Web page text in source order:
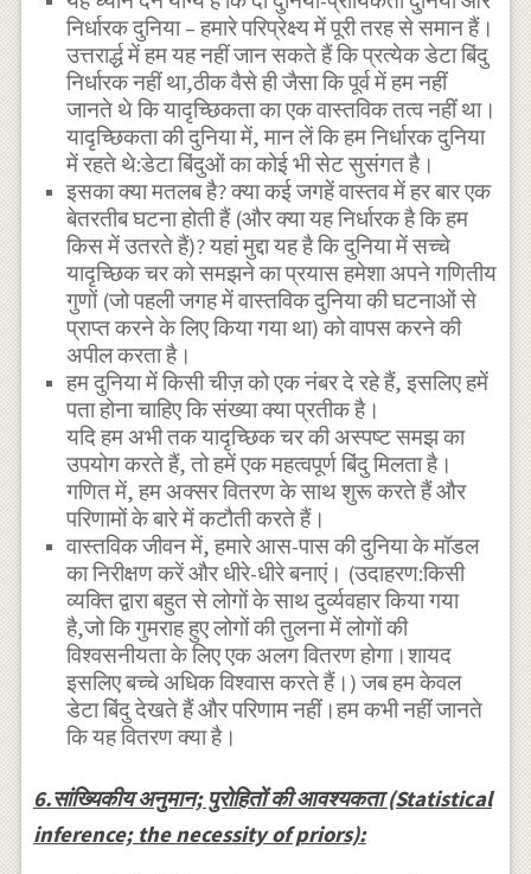
निर्धारक दुनिया – हमारे परिप्रेक्ष्य में पूरी तरह से समान हैं।
उत्तरार्द्ध में हम यह नहीं जान सकते हैं कि प्रत्येक डेटा बिंदु
निर्धारक नहीं था,ठीक वैसे ही जैसा कि पूर्व में हम नहीं
जानते थे कि यादृच्छिकता का एक वास्तविक तत्व नहीं था।
यादृच्छिकता की दुनिया में, मान लें कि हम निर्धारक दुनिया
में रहते थे:डेटा बिंदुओं का कोई भी सेट सुसंगत है।
इसका क्या मतलब है? क्या कई जगहें वास्तव में हर बार एक
बेतरतीब घटना होती हैं (और क्या यह निर्धारक है कि हम
किस में उतरते हैं)? यहां मुद्दा यह है कि दुनिया में सच्चे
यादृच्छिक चर को समझने का प्रयास हमेशा अपने गणितीय
गुणों (जो पहली जगह में वास्तविक दुनिया की घटनाओं से
प्राप्त करने के लिए किया गया था) को वापस करने की
अपील करता है।
हम दुनिया में किसी चीज़ को एक नंबर दे रहे हैं, इसलिए हमें
पता होना चाहिए कि संख्या क्या प्रतीक है।
यदि हम अभी तक यादृच्छिक चर की अस्पष्ट समझ का
उपयोग करते हैं, तो हमें एक महत्वपूर्ण बिंदु मिलता है।
गणित में, हम अक्सर वितरण के साथ शुरू करते हैं और
परिणामों के बारे में कटौती करते हैं।
वास्तविक जीवन में, हमारे आस-पास की दुनिया के मॉडल
का निरीक्षण करें और धीरे-धीरे बनाएं। (उदाहरण:किसी
व्यक्ति द्वारा बहुत से लोगों के साथ दुर्व्यवहार किया गया
है,जो कि गुमराह हुए लोगों की तुलना में लोगों की
विश्वसनीयता के लिए एक अलग वितरण होगा।शायद
इसलिए बच्चे अधिक विश्वास करते हैं।) जब हम केवल
डेटा बिंदु देखते हैं और परिणाम नहीं।हम कभी नहीं जानते
कि यह वितरण क्या है।
6.सांख्यिकीय अनुमान; पुरोहितों की आवश्यकता (Statistical
inference; the necessity of priors):